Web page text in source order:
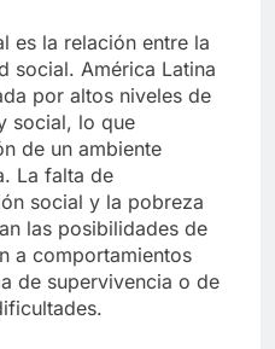
es la relación entre la
social. América Latina
por altos niveles de
social, lo que
de un ambiente
La falta de
social y la pobreza
las posibilidades de
a comportamientos
de supervivencia o de